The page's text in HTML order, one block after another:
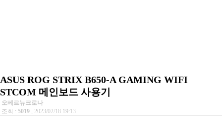
ASUS ROG STRIX B650-A GAMING WIFI
STCOM 메인보드 사용기
오베르뉴크로나
조회 : 5019 , 2023/02/18 19:13